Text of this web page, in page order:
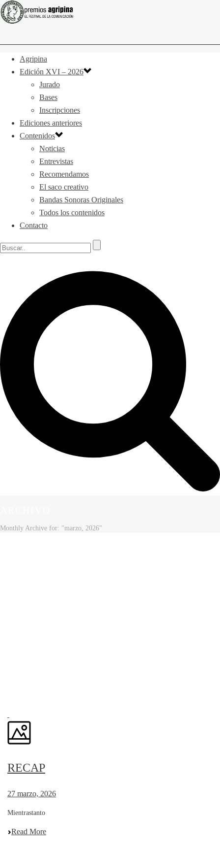
Agripina
Edición XVI – 2026
Jurado
Bases
Inscripciones
Ediciones anteriores
Contenidos
Noticias
Entrevistas
Recomendamos
El saco creativo
Bandas Sonoras Originales
Todos los contenidos
Contacto
Monthly Archive for: "marzo, 2026"
RECAP
27 marzo, 2026
Mientrastanto
Read More